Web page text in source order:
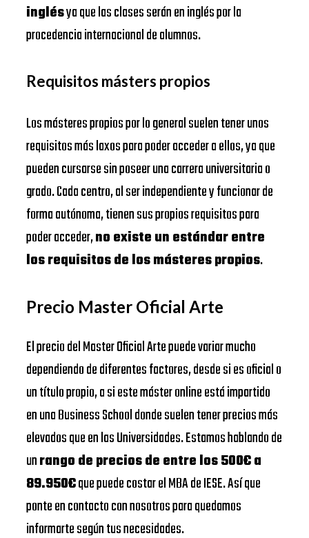
inglésya que las clases serán en inglés por la
procedencia internacional de alumnos.
Requisitos másters propios
Los másteres propios por lo general suelen tener unos
requisitos más laxos para poder acceder a ellos, ya que
pueden cursarse sin poseer una carrera universitaria o
grado. Cada centro, al ser independiente y funcionar de
forma autónoma, tienen sus propios requisitos para
poder acceder,no existe un estándar entre
los requisitos de los másteres propios.
Precio Master Oficial Arte
El precio del Master Oficial Arte puede variar mucho
dependiendo de diferentes factores, desde si es oficial o
un título propio, a si este máster online está impartido
en una Business School donde suelen tener precios más
elevados que en las Universidades. Estamos hablando de
unrango de precios de entre los 500€ a
89.950€que puede costar el MBA de IESE. Así que
ponte en contacto con nosotros para quedamos
informarte según tus necesidades.